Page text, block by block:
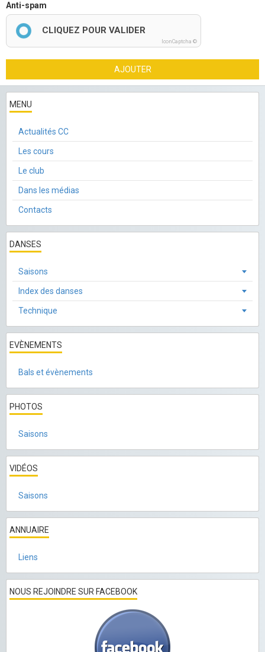
Anti-spam
CLIQUEZ POUR VALIDER
IconCaptcha ©
AJOUTER
MENU
Actualités CC
Les cours
Le club
Dans les médias
Contacts
DANSES
Saisons
Index des danses
Technique
EVÈNEMENTS
Bals et évènements
PHOTOS
Saisons
VIDÉOS
Saisons
ANNUAIRE
Liens
NOUS REJOINDRE SUR FACEBOOK